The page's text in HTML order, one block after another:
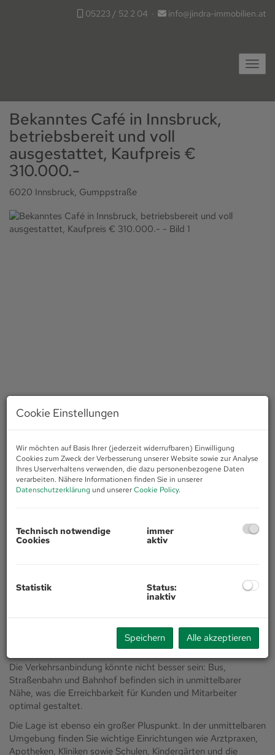
05223 / 52 2 04 · info@jindra-immobilien.at
Bekanntes Café in Innsbruck,
betriebsbereit und voll
ausgestattet, Kaufpreis €
310.000.-
6020 Innsbruck, Gumppstraße
Willkommen zu einer einmaligen Gelegenheit in der lebendigen
Diese charmante Immobilie besticht durch ihre durchdachte
Front. Die funktionsbereite Bar und die Sitzgelegenheiten
sowie zwei getrennte WC´s bieten eine ideale Infrastruktur
und ermöglichen einen reibungslosen Betrieb.
Die Verkehrsanbindung könnte nicht besser sein: Bus,
Straßenbahn und Bahnhof befinden sich in unmittelbarer
Nähe, was die Erreichbarkeit für Kunden und Mitarbeiter
optimal gestaltet.
Die Lage ist ebenso ein großer Pluspunkt. In der unmittelbaren
Umgebung finden Sie wichtige Einrichtungen wie Arztpraxen,
Apotheken, Kliniken sowie Schulen, Kindergärten und die
Cookie Einstellungen
Wir möchten auf Basis Ihrer (jederzeit widerrufbaren) Einwilligung
Cookies zum Zweck der Verbesserung unserer Website sowie zur Analyse
Ihres Userverhaltens verwenden, die dazu personenbezogene Daten
verarbeiten. Nähere Informationen finden Sie in unserer
Datenschutzerklärung und unsererCookie Policy.
Technisch notwendige
Cookies
immer
aktiv
Statistik
Status:
inaktiv
Speichern Alle akzeptieren